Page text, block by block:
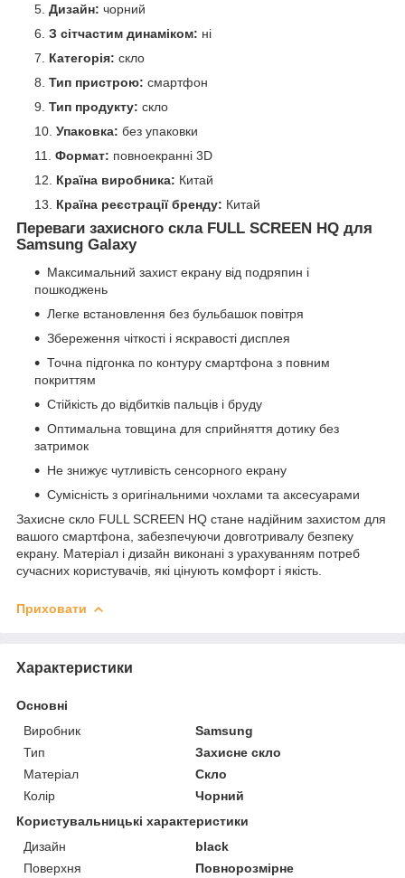
Дизайн: чорний
З сітчастим динаміком: ні
Категорія: скло
Тип пристрою: смартфон
Тип продукту: скло
Упаковка: без упаковки
Формат: повноекранні 3D
Країна виробника: Китай
Країна реєстрації бренду: Китай
Переваги захисного скла FULL SCREEN HQ для
Samsung Galaxy
Максимальний захист екрану від подряпин і
пошкоджень
Легке встановлення без бульбашок повітря
Збереження чіткості і яскравості дисплея
Точна підгонка по контуру смартфона з повним
покриттям
Стійкість до відбитків пальців і бруду
Оптимальна товщина для сприйняття дотику без
затримок
Не знижує чутливість сенсорного екрану
Сумісність з оригінальними чохлами та аксесуарами
Захисне скло FULL SCREEN HQ стане надійним захистом для
вашого смартфона, забезпечуючи довготривалу безпеку
екрану. Матеріал і дизайн виконані з урахуванням потреб
сучасних користувачів, які цінують комфорт і якість.
Приховати
Характеристики
Основні
Виробник
Samsung
Тип
Захисне скло
Матеріал
Скло
Колір
Чорний
Користувальницькі характеристики
Дизайн
black
Поверхня
Повнорозмірне